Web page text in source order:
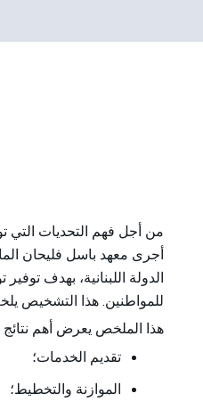
من أجل فهم التحديات التي
أجرى معهد باسل فليحان
الدولة اللبنانية، بهدف
للمواطنين. هذا التشخيص
هذا الملخص يعرض أهم نتائج
تقديم الخدمات؛
الموازنة والتخطيط؛